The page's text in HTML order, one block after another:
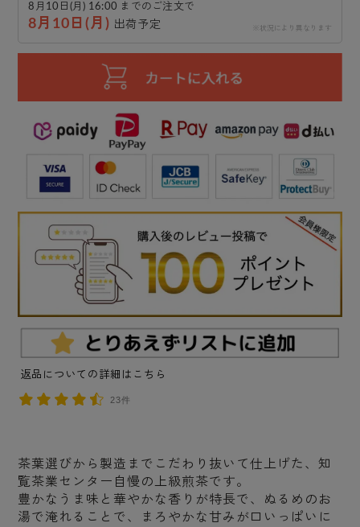
8月10日(月) 16:00 までのご注文で
8月10日(月) 出荷予定
返品についての詳細はこちら
23件
茶葉選びから製造までこだわり抜いて仕上げた、知
覧茶業センター自慢の上級煎茶です。
豊かなうま味と華やかな香りが特長で、ぬるめのお
湯で淹れることで、まろやかな甘みが口いっぱいに